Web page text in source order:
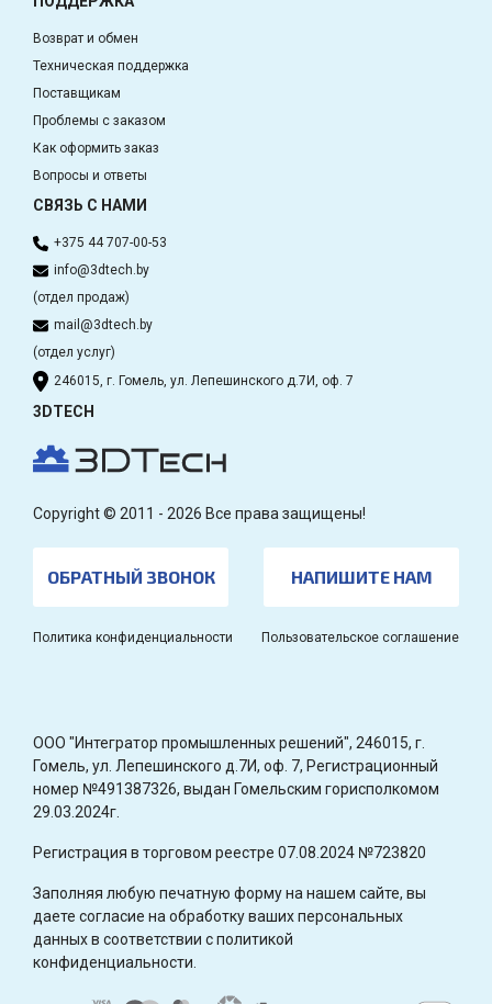
Возврат и обмен
Техническая поддержка
Поставщикам
Проблемы с заказом
Как оформить заказ
Вопросы и ответы
СВЯЗЬ С НАМИ
+375 44 707-00-53
info@3dtech.by
(отдел продаж)
mail@3dtech.by
(отдел услуг)
246015, г. Гомель, ул. Лепешинского д.7И, оф. 7
3DTECH
Copyright © 2011 - 2026 Все права защищены!
ОБРАТНЫЙ ЗВОНОК НАПИШИТЕ НАМ
Политика конфиденциальности Пользовательское соглашение
OOO "Интегратор промышленных решений", 246015, г.
Гомель, ул. Лепешинского д.7И, оф. 7, Регистрационный
номер №491387326, выдан Гомельским горисполкомом
29.03.2024г.
Регистрация в торговом реестре 07.08.2024 №723820
Заполняя любую печатную форму на нашем сайте, вы
даете согласие на обработку ваших персональных
данных в соответствии с политикой
конфиденциальности.